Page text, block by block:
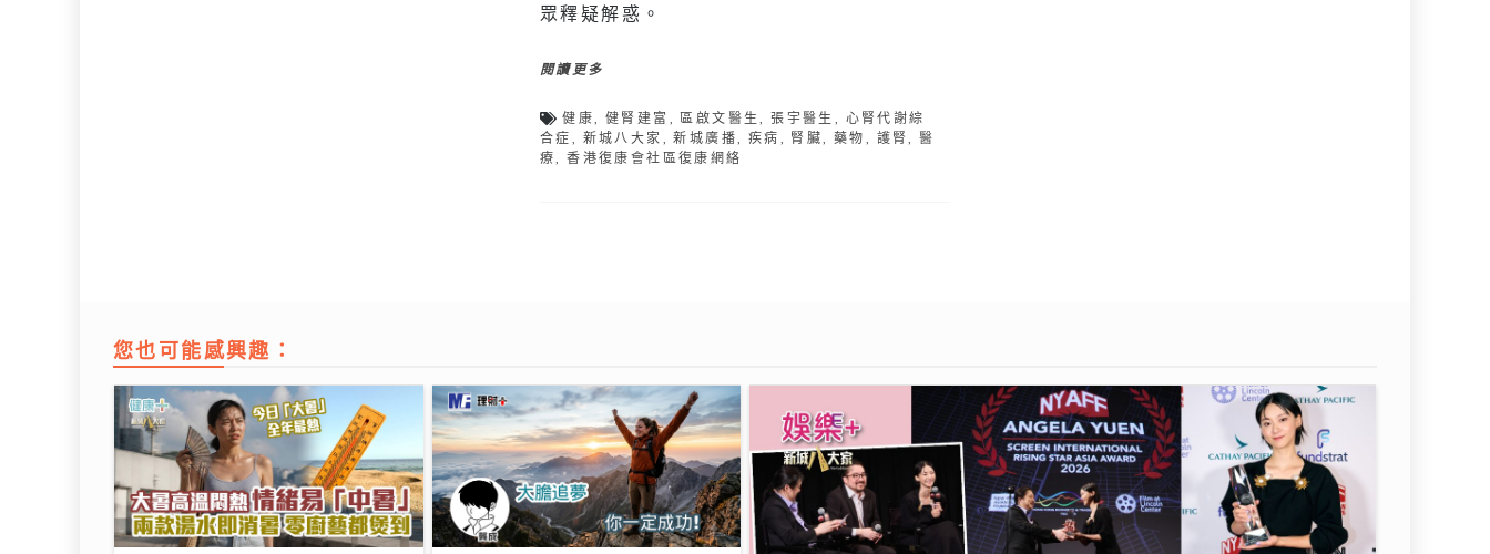
眾釋疑解惑。
閱讀更多
健康 健腎建富 ,區啟文醫生 ,張宇醫生
心腎代謝綜
合症
新城八大家 ,新城廣播 疾病 腎臟 ,藥物 護腎 ,醫
療
,香港復康會社區復康網絡
您也可能感興趣：